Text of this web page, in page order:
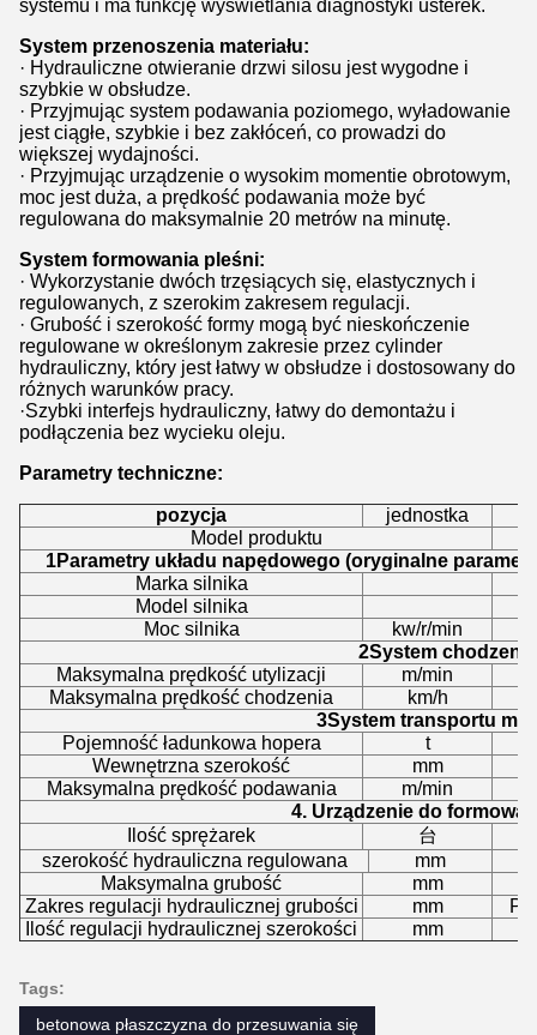
systemu i ma funkcję wyświetlania diagnostyki usterek.
System przenoszenia materiału:
· Hydrauliczne otwieranie drzwi silosu jest wygodne i
szybkie w obsłudze.
· Przyjmując system podawania poziomego, wyładowanie
jest ciągłe, szybkie i bez zakłóceń, co prowadzi do
większej wydajności.
· Przyjmując urządzenie o wysokim momentie obrotowym,
moc jest duża, a prędkość podawania może być
regulowana do maksymalnie 20 metrów na minutę.
System formowania pleśni:
· Wykorzystanie dwóch trzęsiących się, elastycznych i
regulowanych, z szerokim zakresem regulacji.
· Grubość i szerokość formy mogą być nieskończenie
regulowane w określonym zakresie przez cylinder
hydrauliczny, który jest łatwy w obsłudze i dostosowany do
różnych warunków pracy.
·Szybki interfejs hydrauliczny, łatwy do demontażu i
podłączenia bez wycieku oleju.
Parametry techniczne:
pozycja
jednostka
Model produktu
1Parametry układu napędowego (oryginalne
Marka silnika
Model silnika
Moc silnika
kw/r/min
2System
Maksymalna prędkość utylizacji
m/min
Maksymalna prędkość chodzenia
km/h
3System transportu
Pojemność ładunkowa hopera
t
Wewnętrzna szerokość
mm
Maksymalna prędkość podawania
m/min
4. Urządzenie do
Ilość sprężarek
台
szerokość hydrauliczna regulowana
mm
Maksymalna grubość
mm
Zakres regulacji hydraulicznej grubości
mm
Ilość regulacji hydraulicznej szerokości
mm
Tags:
betonowa płaszczyzna do przesuwania się